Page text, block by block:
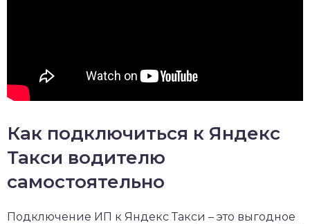
Как подключиться к Яндекс
Такси водителю
самостоятельно
Подключение ИП к Яндекс Такси – это выгодное